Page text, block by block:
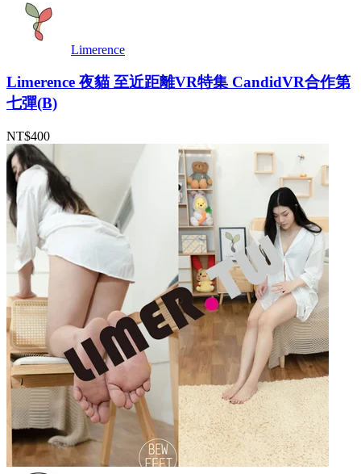
Limerence
Limerence 夜貓 至近距離VR特集 CandidVR合作第
七彈(B)
NT$400